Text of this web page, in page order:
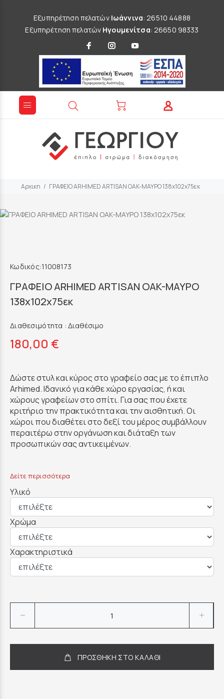
Εξυπηρέτηση πελατών Ιωάννινα: 26510 44888
Εξυπηρέτηση πελατών Ηγουμενίτσα: 26650 98333
Αρχικη ΓΡΑΦΕΙΟ ARHIMED ARTISAN OAK-ΜΑΥΡΟ 138x102x75εκ
Κωδικός:11008173
ΓΡΑΦΕΙΟ ARHIMED ARTISAN OAK-ΜΑΥΡΟ
138x102x75εκ
Διαθεσιμότητα :Διαθέσιμο
180,00 €
Δώστε στυλ και κύρος στο γραφείο σας με τo έπιπλο
Arhimed. Ιδανικό για κάθε χώρο εργασίας, ή και
χώρους γραφείων στο σπίτι. Για σας που έχετε
κριτήριο την πρακτικότητα και την αισθητική. Οι
χώροι που διαθέτει στο δεξί του μέρος συμβάλλουν
περαιτέρω στην οργάνωση και διάταξη των
προσωπικών σας αντικειμένων.
Δείτε περισσότερα
Υλικό
Χρώμα
Χαρακτηριστικά
ΠΡΟΣΘΗΚΗ ΣΤΟ ΚΑΛΑΘΙ